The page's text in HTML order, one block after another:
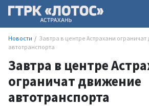
Новости
Завтра в центре Астрахани
автотранспорта
Завтра в центре
ограничат движение
автотранспорта